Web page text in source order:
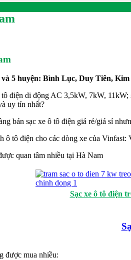
5 huyện: Bình Lục, Duy Tiên,
tô điện di động AC 3,5kW, 7kW,
uy tín nhất?
bán sạc xe ô tô điện giá rẻ/giá sỉ
ô tô điện cho các dòng xe của
quan tâm nhiều tại Hà Nam
Sạc xe ô tô điện
được mua nhiều: